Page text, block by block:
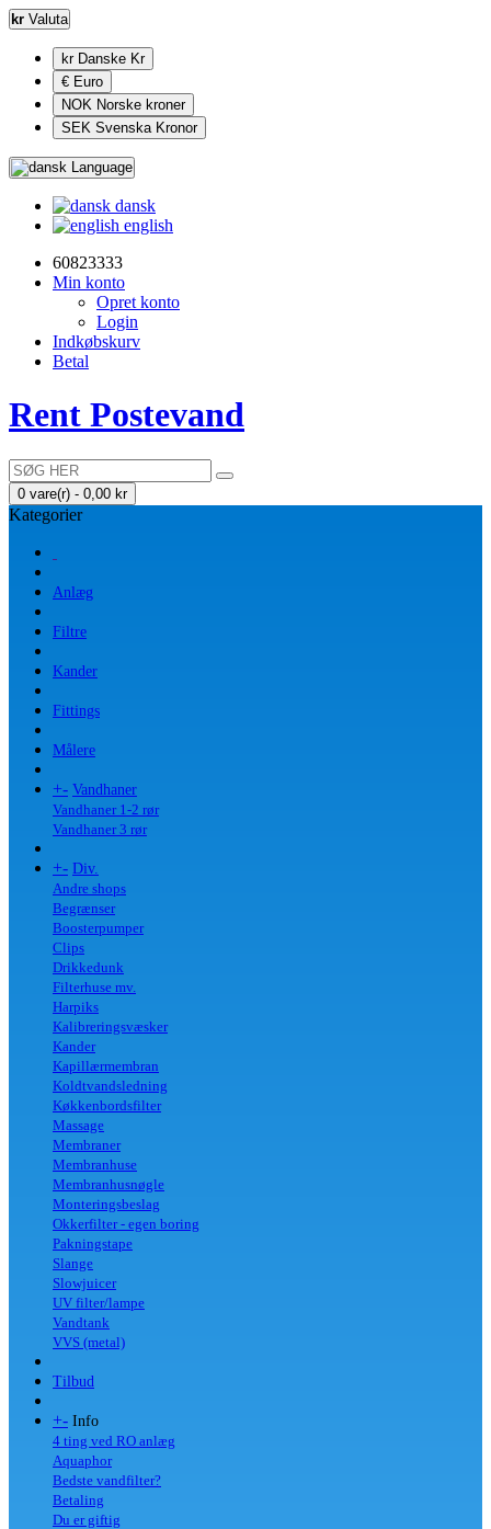
kr Valuta
kr Danske Kr
€ Euro
NOK Norske kroner
SEK Svenska Kronor
Language
dansk
english
60823333
Min konto
Opret konto
Login
Indkøbskurv
Betal
Rent Postevand
0 vare(r) - 0,00 kr
Kategorier
Anlæg
Filtre
Kander
Fittings
Målere
+- Vandhaner
Vandhaner 1-2 rør
Vandhaner 3 rør
+- Div.
Andre shops
Begrænser
Boosterpumper
Clips
Drikkedunk
Filterhuse mv.
Harpiks
Kalibreringsvæsker
Kander
Kapillærmembran
Koldtvandsledning
Køkkenbordsfilter
Massage
Membraner
Membranhuse
Membranhusnøgle
Monteringsbeslag
Okkerfilter - egen boring
Pakningstape
Slange
Slowjuicer
UV filter/lampe
Vandtank
VVS (metal)
Tilbud
+- Info
4 ting ved RO anlæg
Aquaphor
Bedste vandfilter?
Betaling
Du er giftig